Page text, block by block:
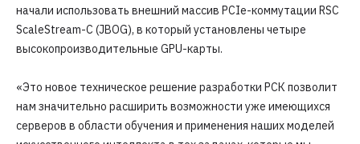
начали использовать внешний массив PCIe-коммутации RSC
ScaleStream-C (JBOG), в который установлены четыре
высокопроизводительные GPU-карты.
«Это новое техническое решение разработки РСК позволит
нам значительно расширить возможности уже имеющихся
серверов в области обучения и применения наших моделей